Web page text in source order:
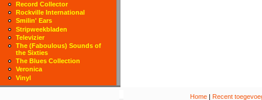
Record Collector
Rockville International
Smilin' Ears
Stripweekbladen
Televizier
The (Faboulous) Sounds of
the Sixties
The Blues Collection
Veronica
Vinyl
Home| Recent